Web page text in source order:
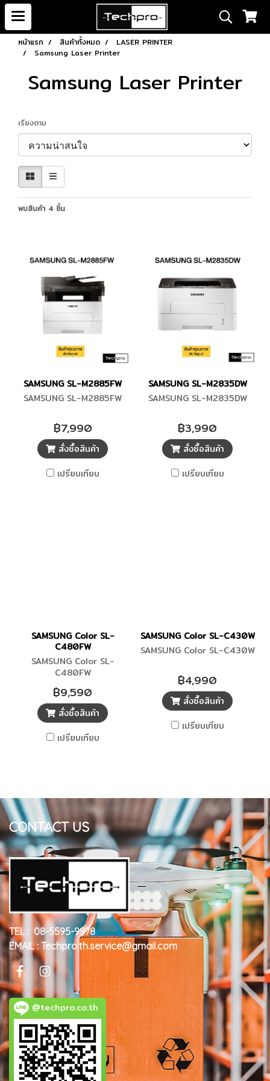
หน้าแรก สินค้าทั้งหมด
LASER PRINTER
Samsung Laser Printer
Samsung Laser Printer
เรียงตาม
พบสินค้า 4 ชิ้น
SAMSUNG SL-M2885FW
SAMSUNG SL-M2885FW
฿7,990
สั่งซื้อสินค้า
เปรียบเทียบ
SAMSUNG SL-M2835DW
SAMSUNG SL-M2835DW
฿3,990
สั่งซื้อสินค้า
เปรียบเทียบ
SAMSUNG Color SL-
C480FW
SAMSUNG Color SL-
C480FW
฿9,590
สั่งซื้อสินค้า
เปรียบเทียบ
SAMSUNG Color SL-C430W
SAMSUNG Color SL-C430W
฿4,990
สั่งซื้อสินค้า
เปรียบเทียบ
CONTACT US
TEL : 08-5595-9978
EMAIL : Techpro.th.service@gmail.com
@techpro.co.th